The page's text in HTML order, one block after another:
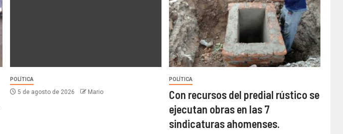
POLÍTICA
5 de agosto de 2026 Mario
POLÍTICA
Con recursos del predial rústico se
ejecutan obras en las 7
sindicaturas ahomenses.